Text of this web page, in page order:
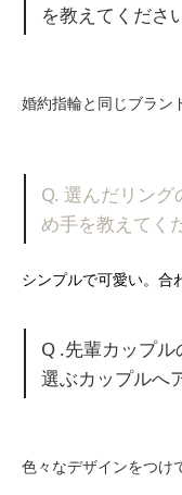
を教えてくださ
婚約指輪と同じブラン
Q. 選んだリン
め手を教えてく
シンプルで可愛い。合
Q .先輩カップ
選ぶカップルへ
色々なデザインをつけ